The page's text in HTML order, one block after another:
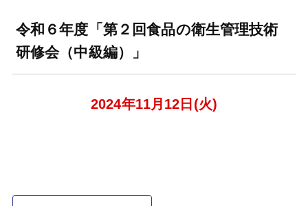
令和６年度「第２回食品の衛生管理技術
研修会（中級編）」
2024年11月12日(火)